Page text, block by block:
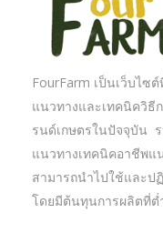
FourFarm เป็นเว็บไซ
แนวทางและเทคนิควิธี
รนด์เกษตรในปัจจุบัน
แนวทางเทคนิคอาชีพแ
สามารถนำไปใช้และป
โดยมีต้นทุนการผลิตที่ต่